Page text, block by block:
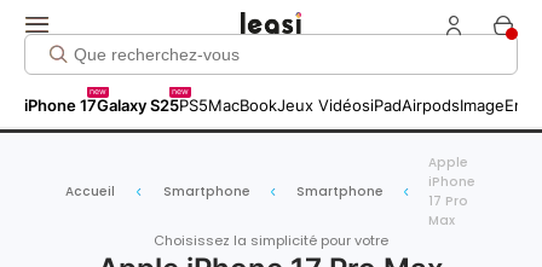
iPhone 17
new
Galaxy S25
new
PS5MacBookJeux VidéosiPadAirpodsImage
Accueil Smartphone Smartphone
Apple
iPhone
17 Pro
Max
Choisissez la simplicité pour votre